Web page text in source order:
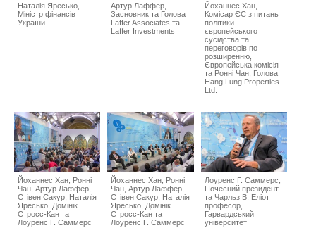
Наталія Яресько,
Міністр фінансів
України
Артур Лаффер,
Засновник та Голова
Laffer Associates та
Laffer Investments
Йоханнес Хан,
Комісар ЄС з питань
політики
європейського
сусідства та
переговорів по
розширенню,
Європейська комісія
та Ронні Чан, Голова
Hang Lung Properties
Ltd.
Йоханнес Хан, Ронні
Чан, Артур Лаффер,
Стівен Сакур, Наталія
Яресько, Домінік
Стросс-Кан та
Лоуренс Г. Саммерс
Йоханнес Хан, Ронні
Чан, Артур Лаффер,
Стівен Сакур, Наталія
Яресько, Домінік
Стросс-Кан та
Лоуренс Г. Саммерс
Лоуренс Г. Саммерс,
Почесний президент
та Чарльз В. Еліот
професор,
Гарвардський
університет